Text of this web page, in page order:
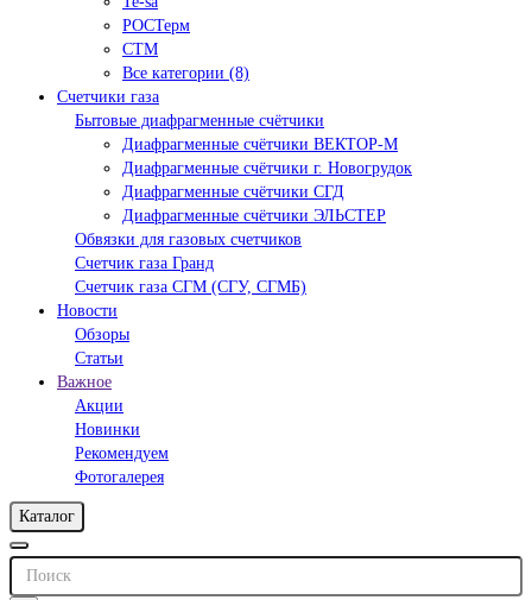
РОСТерм
СТМ
Все категории (8)
Счетчики газа
Бытовые диафрагменные счётчики
Диафрагменные счётчики ВЕКТОР-М
Диафрагменные счётчики г. Новогрудок
Диафрагменные счётчики СГД
Диафрагменные счётчики ЭЛЬСТЕР
Обвязки для газовых счетчиков
Счетчик газа Гранд
Счетчик газа СГМ (СГУ, СГМБ)
Новости
Обзоры
Статьи
Важное
Акции
Новинки
Рекомендуем
Фотогалерея
Каталог